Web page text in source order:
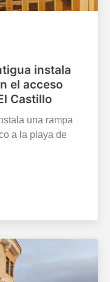
instala
el acceso
Castillo
una rampa
a la playa de